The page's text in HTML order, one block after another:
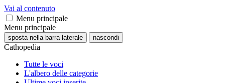
Vai al contenuto
Menu principale
Menu principale
sposta nella barra laterale nascondi
Cathopedia
Tutte le voci
L'albero delle categorie